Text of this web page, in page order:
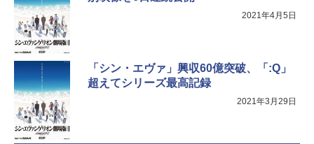
2021年4月5日
「シン・エヴァ」興収60億突破、「:Q」
超えてシリーズ最高記録
2021年3月29日